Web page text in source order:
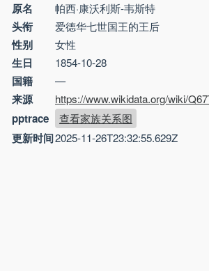
原名 帕西·康沃利斯-韦斯特
头衔 爱德华七世国王的王后
性别 女性
生日 1854-10-28
国籍 —
来源 https://www.wikidata.org/wiki/
pptrace 查看家族关系图
更新时间2025-11-26T23:32:55.629Z